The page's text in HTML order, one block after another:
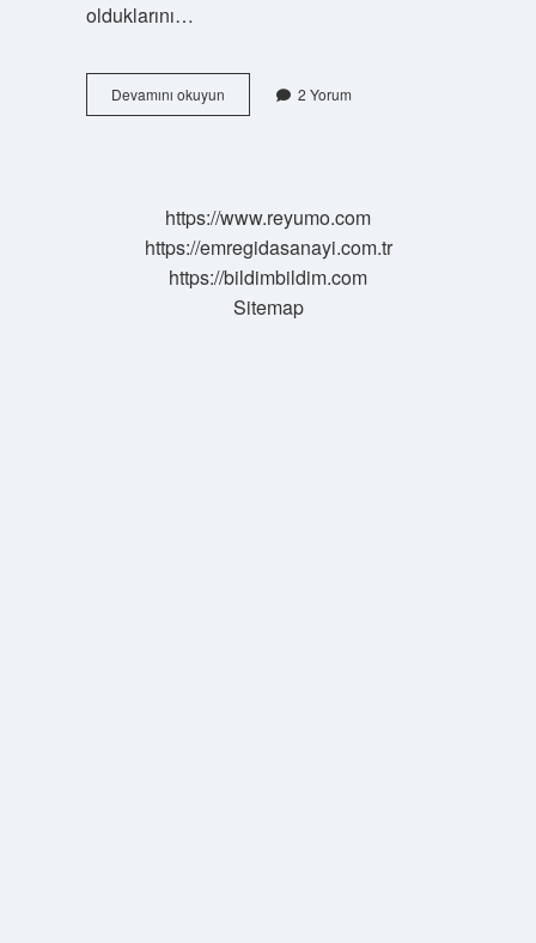
olduklarını…
Devamını okuyunHemofili
hastalığı
2 Yorum
https://www.reyumo.com
https://emregidasanayi.com.tr
https://bildimbildim.com
Sitemap